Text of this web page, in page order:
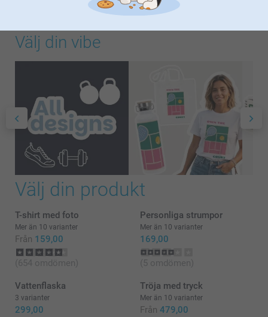
och dina spellistor? Perfekt. Oavsett om det är po…
Välj din vibe
Välj din produkt
T-shirt med foto
Mer än 10 varianter
Från 159,00
(654 omdömen)
Personliga strumpor
Mer än 10 varianter
169,00
(5 omdömen)
Vattenflaska
3 varianter
299,00
Tröja med tryck
Mer än 10 varianter
Från 479,00